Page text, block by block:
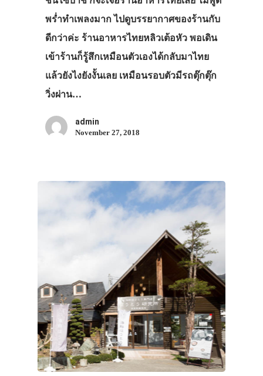
พร่ำทำเพลงมาก ไปดูบรรยากาศของร้านกับ
ดีกว่าค่ะ ร้านอาหารไทยหลิวเต้อหัว พอเดิน
เข้าร้านก็รู้สึกเหมือนตัวเองได้กลับมาไทย
แล้วยังไงยังงั้นเลย เหมือนรอบตัวมีรถตุ๊กตุ๊ก
วิ่งผ่าน…
admin
November 27, 2018